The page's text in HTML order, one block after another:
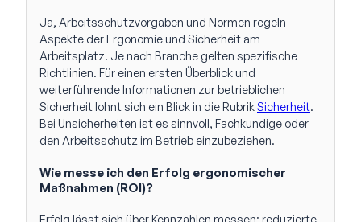
Ja, Arbeitsschutzvorgaben und Normen regeln
Aspekte der Ergonomie und Sicherheit am
Arbeitsplatz. Je nach Branche gelten spezifische
Richtlinien. Für einen ersten Überblick und
weiterführende Informationen zur betrieblichen
Sicherheit lohnt sich ein Blick in die RubrikSicherheit.
Bei Unsicherheiten ist es sinnvoll, Fachkundige oder
den Arbeitsschutz im Betrieb einzubeziehen.
Wie messe ich den Erfolg ergonomischer
Maßnahmen (ROI)?